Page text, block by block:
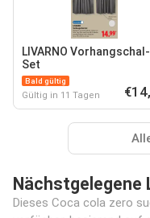
LIVARNO Vorhangschal-
Set
Bald gültig
Gültig in 11 Tagen
Nächstgelegene
Dieses Coca cola zero